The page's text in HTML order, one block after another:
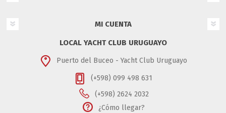
MI CUENTA
LOCAL YACHT CLUB URUGUAYO
Puerto del Buceo - Yacht Club Uruguayo
(+598) 099 498 631
(+598) 2624 2032
¿Cómo llegar?